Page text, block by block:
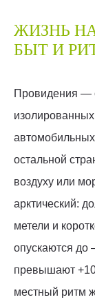
ЖИЗНЬ
БЫТ И
Провидения —
остальной
воздуху или
арктический:
метели и
опускаются до
превышают +10
местный ритм